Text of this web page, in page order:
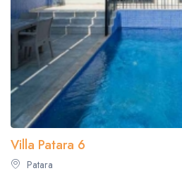
Villa Patara 6
Patara